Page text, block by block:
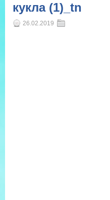
кукла (1)_tn
26.02.2019